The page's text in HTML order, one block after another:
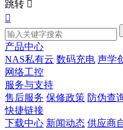
跳转 

产品中心
NAS私有云 数码充电 声学
网络工控
服务与支持
售后服务 保修政策 防伪查
快捷链接
下载中心 新闻动态 供应商